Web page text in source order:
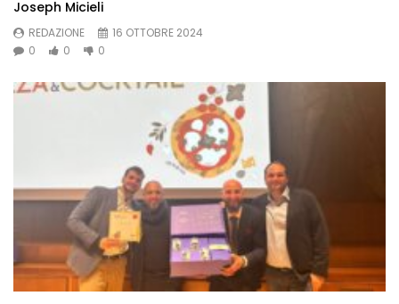
Joseph Micieli
REDAZIONE
16 OTTOBRE 2024
0
0 0